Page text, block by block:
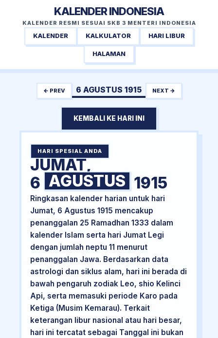
KALENDER INDONESIA
KALENDER RESMI SESUAI SKB 3 MENTERI INDONESIA
KALENDER KALKULATOR HARI LIBUR
HALAMAN
← PREV 6 AGUSTUS 1915 NEXT →
KEMBALI KE HARI INI
HARI SPESIAL ANDA
JUMAT,
6 AGUSTUS 1915
Ringkasan kalender harian untuk hari
Jumat, 6 Agustus 1915 mencakup
penanggalan 25 Ramadhan 1333 dalam
kalender Islam serta hari Jumat Legi
dengan jumlah neptu 11 menurut
penanggalan Jawa. Berdasarkan data
astrologi dan siklus alam, hari ini berada di
bawah pengaruh zodiak Leo, shio Kelinci
Api, serta memasuki periode Karo pada
Ketiga (Musim Kemarau). Terkait
keterangan libur nasional atau hari besar,
hari ini tercatat sebagai Tanggal ini bukan